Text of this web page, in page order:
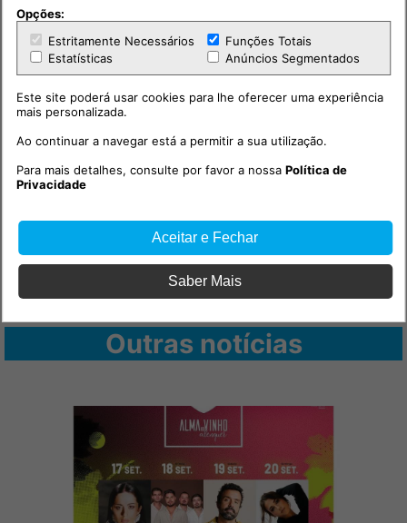
PUB
Outras notícias
Opções:
Estritamente Necessários
Funções Totais
Estatísticas
Anúncios Segmentados
Este site poderá usar cookies para lhe oferecer uma experiência
mais personalizada.
Ao continuar a navegar está a permitir a sua utilização.
Para mais detalhes, consulte por favor a nossaPolítica de
Privacidade
Aceitar e Fechar
Saber Mais